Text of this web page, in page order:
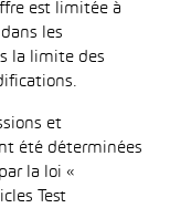
est limitée à
les
la limite des
et
été déterminées
la loi «
Test